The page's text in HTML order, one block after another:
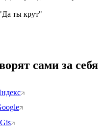
ты крут"
сами за себя